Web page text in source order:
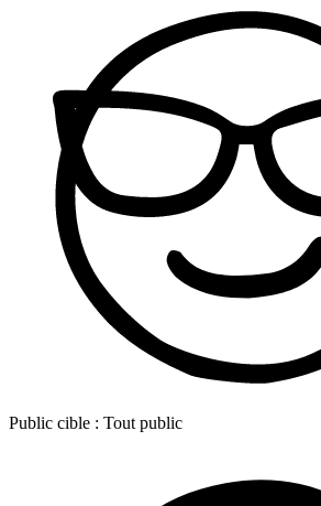
Public cible : Tout public